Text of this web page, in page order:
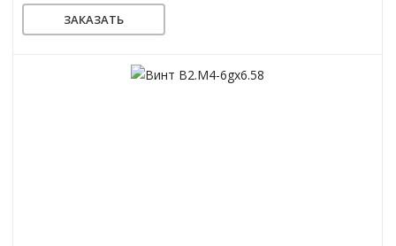
ЗАКАЗАТЬ